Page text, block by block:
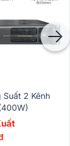
2 Kênh